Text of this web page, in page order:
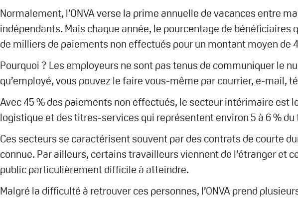
Normalement, l’ONVA verse la prime annuelle de vacances entre
indépendants. Mais chaque année, le pourcentage de
de milliers de paiements non effectués pour un montant moyen de
Pourquoi ? Les employeurs ne sont pas tenus de communiquer le
qu’employé, vous pouvez le faire vous-même par courrier, e-mail,
Avec 45 % des paiements non effectués, le secteur intérimaire est
logistique et des titres-services qui représentent environ 5 à 6 % du
Ces secteurs se caractérisent souvent par des contrats de courte
connue. Par ailleurs, certains travailleurs viennent de l’étranger et
public particulièrement difficile à atteindre.
Malgré la difficulté à retrouver ces personnes, l’ONVA prend